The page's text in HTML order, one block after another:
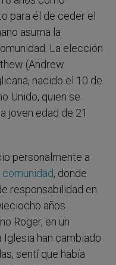
para él de ceder el
asuma la
La elección
(Andrew
nacido el 10 de
Unido, quien se
joven edad de 21
personalmente a
, donde
responsabilidad en
años
Roger, en un
Iglesia han cambiado
sentí que había